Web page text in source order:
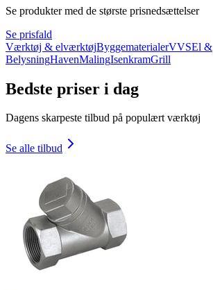
Se produkter med de største prisnedsættelser
Se prisfald
Værktøj & elværktøjByggematerialerVVSEl &
BelysningHavenMalingIsenkramGrill
Bedste priser i dag
Dagens skarpeste tilbud på populært værktøj
Se alle tilbud